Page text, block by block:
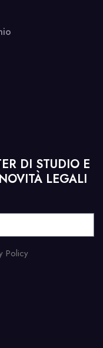
DI STUDIO E
LEGALI
Policy